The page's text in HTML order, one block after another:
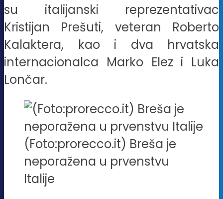
su italijanski reprezentativac
Kristijan Prešuti, veteran Roberto
Kalaktera, kao i dva hrvatska
internacionalca Marko Elez i Luka
Lončar.
(Foto:prorecco.it) Breša je
neporažena u prvenstvu
Italije